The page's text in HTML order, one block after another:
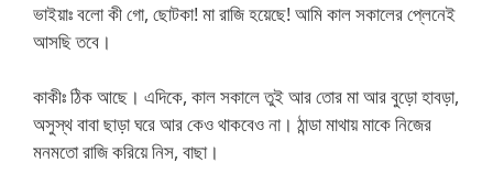
ভাইয়াঃ বলো কী গো, ছোটকা! মা রাজি হয়েছে! আমি কাল সকালের প্লেনেই
আসছি তবে।
কাকীঃ ঠিক আছে। এদিকে, কাল সকালে তুই আর তোর মা আর বুড়ো হাবড়া,
অসুস্থ বাবা ছাড়া ঘরে আর কেও থাকবেও না। ঠান্ডা মাথায় মাকে নিজের
মনমতো রাজি করিয়ে নিস, বাছা।